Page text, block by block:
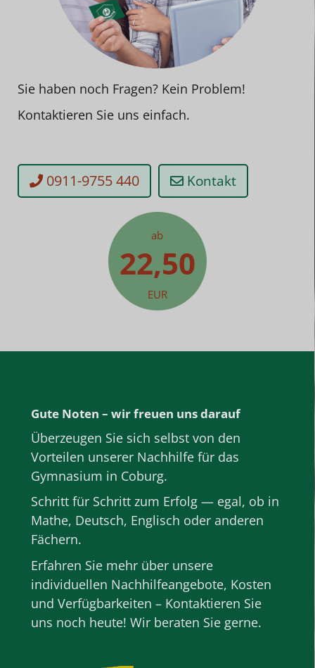
Sie haben noch Fragen? Kein Problem!
Kontaktieren Sie uns einfach.
0911-9755 440 Kontakt
ab
22,50
EUR
Gute Noten – wir freuen uns darauf
Überzeugen Sie sich selbst von den
Vorteilen unserer Nachhilfe für das
Gymnasium in Coburg.
Schritt für Schritt zum Erfolg — egal, ob in
Mathe, Deutsch, Englisch oder anderen
Fächern.
Erfahren Sie mehr über unsere
individuellen Nachhilfeangebote, Kosten
und Verfügbarkeiten – Kontaktieren Sie
uns noch heute! Wir beraten Sie gerne.